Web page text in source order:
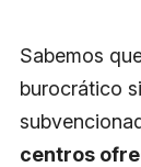
Sabemos
burocrático
centros